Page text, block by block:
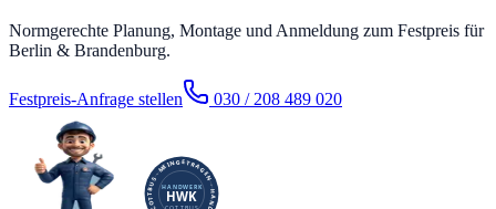
Normgerechte Planung, Montage und Anmeldung zum Festpreis für
Berlin & Brandenburg.
Festpreis-Anfrage stellen 030 / 208 489 020